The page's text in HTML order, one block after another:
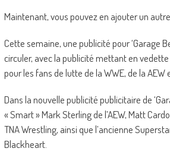
Maintenant, vous pouvez en ajouter un
Cette semaine, une publicité pour ‘Garage
circuler, avec la publicité mettant en
pour les fans de lutte de la WWE, de la AEW
Dans la nouvelle publicité publicitaire de
« Smart » Mark Sterling de l’AEW, Matt
TNA Wrestling, ainsi que l’ancienne
Blackheart.